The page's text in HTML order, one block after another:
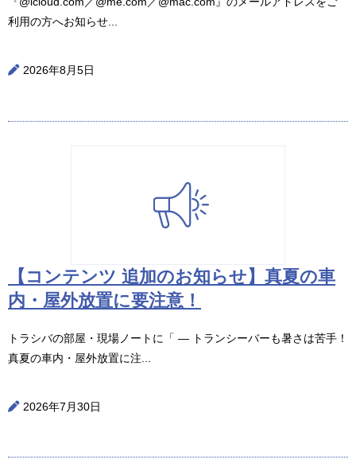
利用の方へお知らせ...
2026年8月5日
【コンテンツ 追加のお知らせ】真夏の車
内・屋外放置に要注意！
トラシバの部屋・現場ノートに「 ― トランシーバーも暑さは苦手！
真夏の車内・屋外放置に注...
2026年7月30日